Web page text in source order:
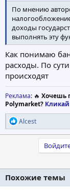
По мнению
доходы
выполнять эту
Как понимаю
расходы. По
происходят
Реклама: 🔥 Хочешь
Polymarket?
Р
е
а
и
:
Alcest
Похожие темы